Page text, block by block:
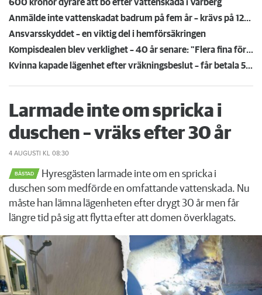
600 kronor dyrare att bo efter vattenskada i Varberg
Anmälde inte vattenskadat badrum på fem år – krävs på 125 000 kronor
Ansvarsskyddet – en viktig del i hemförsäkringen
Kompisdealen blev verklighet – 40 år senare: "Flera fina fördelar med att dela bostad"
Kvinna kapade lägenhet efter vräkningsbeslut – får betala 50 000
Larmade inte om spricka i
duschen – vräks efter 30 år
4 AUGUSTI KL 08:30
BÅSTAD
Hyresgästen larmade inte om en spricka i
duschen som medförde en omfattande vattenskada. Nu
måste han lämna lägenheten efter drygt 30 år men får
längre tid på sig att flytta efter att domen överklagats.